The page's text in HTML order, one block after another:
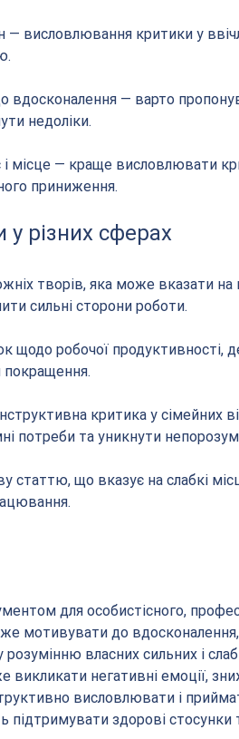
— висловлювання критики у
вдосконалення — варто
недоліки.
місце — краще висловлювати
приниження.
різних сферах
творів, яка може вказати на
сильні сторони роботи.
щодо робочої продуктивності,
покращення.
критика у сімейних
потреби та уникнути
статтю, що вказує на слабкі
для особистісного,
мотивувати до вдосконалення,
власних сильних і
негативні емоції,
висловлювати і
підтримувати здорові стосунки